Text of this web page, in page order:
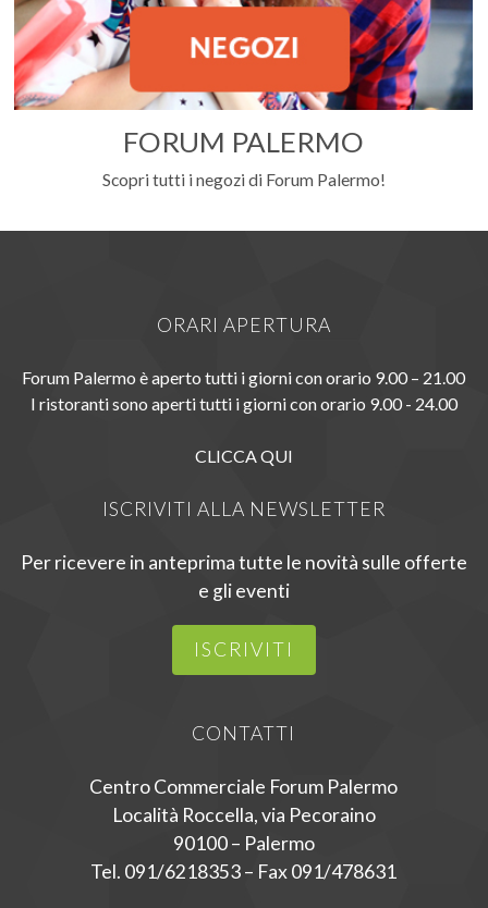
FORUM PALERMO
Scopri tutti i negozi di Forum Palermo!
ORARI APERTURA
Forum Palermo è aperto tutti i giorni con orario 9.00 – 21.00
I ristoranti sono aperti tutti i giorni con orario 9.00 - 24.00
CLICCA QUI
ISCRIVITI ALLA NEWSLETTER
Per ricevere in anteprima tutte le novità sulle offerte
e gli eventi
ISCRIVITI
CONTATTI
Centro Commerciale Forum Palermo
Località Roccella, via Pecoraino
90100 – Palermo
Tel. 091/6218353 – Fax 091/478631